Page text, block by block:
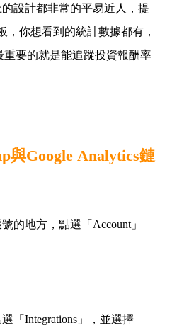
設計都非常的平易近人，提
，你想看到的統計數據都有，
重要的就是能追蹤投資報酬率
與Google Analytics鏈
的地方，點選「Account」
「Integrations」，並選擇